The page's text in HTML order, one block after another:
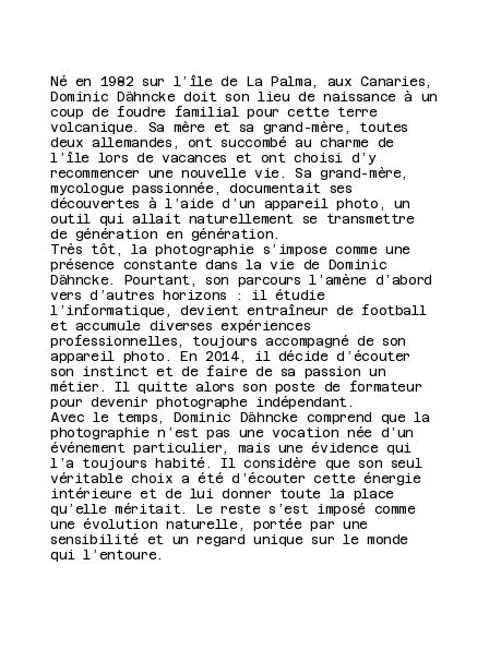
Artist
presentatio
n
Né en 1982 sur l’île de La Palma, aux Canaries,
Dominic Dähncke doit son lieu de naissance à un
coup de foudre familial pour cette terre
volcanique. Sa mère et sa grand-mère, toutes
deux allemandes, ont succombé au charme de
l’île lors de vacances et ont choisi d’y
recommencer une nouvelle vie. Sa grand-mère,
mycologue passionnée, documentait ses
découvertes à l’aide d’un appareil photo, un
outil qui allait naturellement se transmettre
de génération en génération.
Très tôt, la photographie s’impose comme une
présence constante dans la vie de Dominic
Dähncke. Pourtant, son parcours l’amène d’abord
vers d’autres horizons : il étudie
l’informatique, devient entraîneur de football
et accumule diverses expériences
professionnelles, toujours accompagné de son
appareil photo. En 2014, il décide d’écouter
son instinct et de faire de sa passion un
métier. Il quitte alors son poste de formateur
pour devenir photographe indépendant.
Avec le temps, Dominic Dähncke comprend que la
photographie n’est pas une vocation née d’un
événement particulier, mais une évidence qui
l’a toujours habité. Il considère que son seul
véritable choix a été d’écouter cette énergie
intérieure et de lui donner toute la place
qu’elle méritait. Le reste s’est imposé comme
une évolution naturelle, portée par une
sensibilité et un regard unique sur le monde
qui l’entoure.